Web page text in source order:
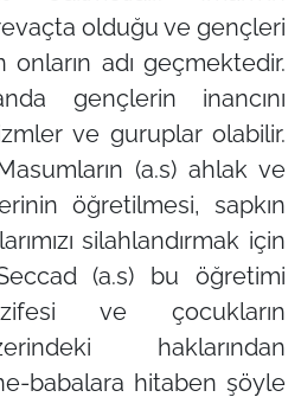
olduğu ve gençleri
onların adı geçmektedir.
gençlerin inancını
ve guruplar olabilir.
(a.s) ahlak ve
öğretilmesi, sapkın
silahlandırmak için
(a.s) bu öğretimi
ve çocukların
haklarından
babalara hitaben şöyle